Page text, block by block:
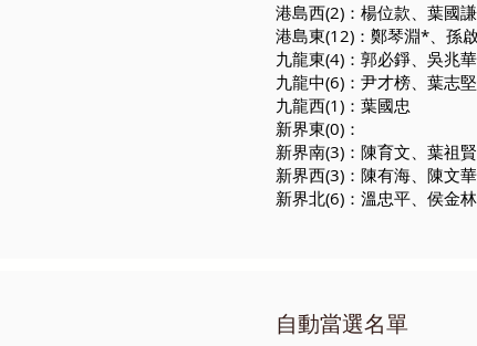
港島西(2)：楊位款、葉國謙
港島東(12)：鄭琴淵*、孫
九龍東(4)：郭必錚、吳兆
九龍中(6)：尹才榜、葉志
九龍西(1)：葉國忠
新界東(0)：
新界南(3)：陳育文、葉祖
新界西(3)：陳有海、陳文
新界北(6)：溫忠平、侯金
自動當選名單